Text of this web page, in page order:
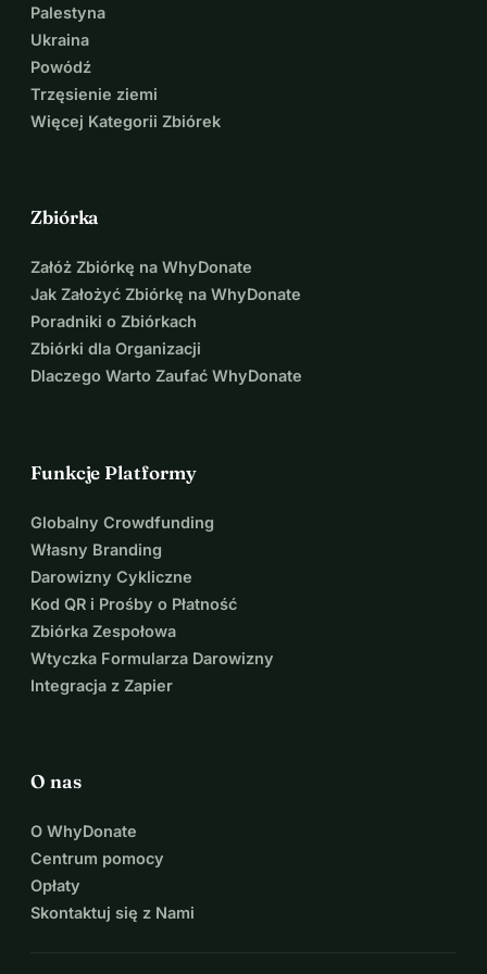
Palestyna
Ukraina
Powódź
Trzęsienie ziemi
Więcej Kategorii Zbiórek
Zbiórka
Załóż Zbiórkę na WhyDonate
Jak Założyć Zbiórkę na WhyDonate
Poradniki o Zbiórkach
Zbiórki dla Organizacji
Dlaczego Warto Zaufać WhyDonate
Funkcje Platformy
Globalny Crowdfunding
Własny Branding
Darowizny Cykliczne
Kod QR i Prośby o Płatność
Zbiórka Zespołowa
Wtyczka Formularza Darowizny
Integracja z Zapier
O nas
O WhyDonate
Centrum pomocy
Opłaty
Skontaktuj się z Nami